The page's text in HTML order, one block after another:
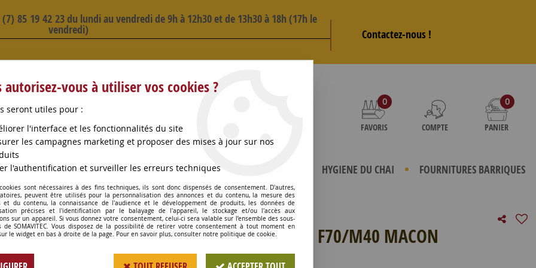
85 19 42 23 du lundi au vendredi de 9h à 12h30 et de 13h30 à 18h (17h le
vendredi) Contactez-nous !
0
FAVORIS COMPTE
0
PANIER
CONSOMMABLES OENOLOGIE HYGIENE DU CHAI FOURNITURES BARRIQUES
INOX MOBILE F70/M40 MACON
REDUCTION INOX MOBILE F70/M40 MACON
autorisez-vous à utiliser vos cookies ?
seront utiles pour :
l'interface et les fonctionnalités du site
les campagnes marketing et proposer des mises à jour sur nos
l'authentification et surveiller les erreurs techniques
sont nécessaires à des fins techniques, ils sont donc dispensés de consentement. D'autres,
peuvent être utilisés pour la personnalisation des annonces et du contenu, la mesure des
et du contenu, la connaissance de l'audience et le développement de produits, les données de
précises et l'identification par le balayage de l'appareil, le stockage et/ou l'accès aux
sur un appareil. Si vous donnez votre consentement, celui-ci sera valable sur l’ensemble des sous-
de SOMAVITEC. Vous disposez de la possibilité de retirer votre consentement à tout moment en
le widget en bas à droite de la page. Pour en savoir plus, consulter notre politique de cookie.